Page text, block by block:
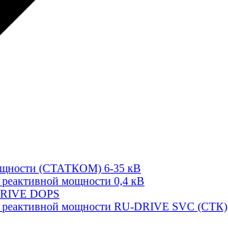
(СТАТКОМ) 6-35 кВ
реактивной мощности 0,4 кВ
DOPS
реактивной мощности RU-DRIVE SVC (СТК)